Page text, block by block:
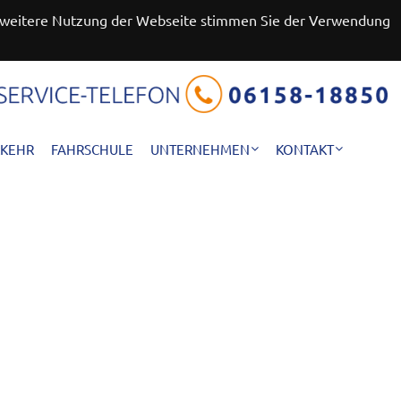
Nutzung der Webseite stimmen Sie der Verwendung
FAHRSCHULE UNTERNEHMEN KONTAKT